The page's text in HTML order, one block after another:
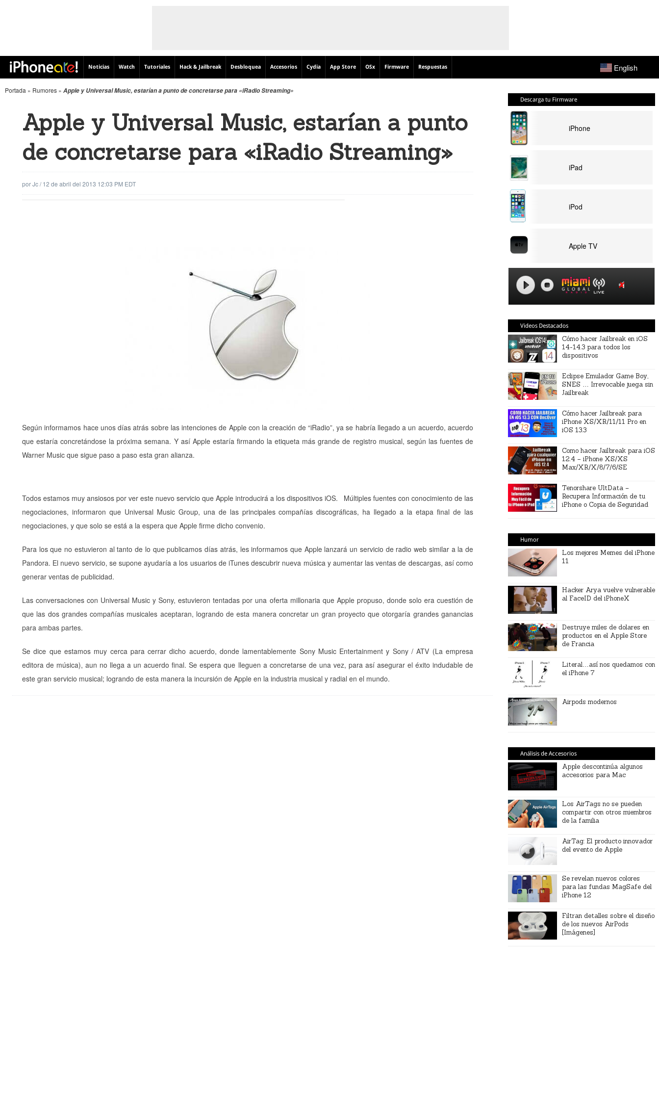
Noticias Watch Tutoriales Hack & Jailbreak Desbloquea Accesorios Cydia App Store OSx Firmware Respuestas English
Portada » Rumores » Apple y Universal Music, estarían a punto de concretarse para «iRadio Streaming»
Apple y Universal Music, estarían a punto
de concretarse para «iRadio Streaming»
porJc/12 de abril del 2013 12:03 PM EDT
Según informamos hace unos días atrás sobre las intenciones de Apple con la creación de “iRadio”, ya se habría llegado a un acuerdo, acuerdo
que estaría concretándose la próxima semana. Y así Apple estaría firmando la etiqueta más grande de registro musical, según las fuentes de
Warner Music que sigue paso a paso esta gran alianza.
Todos estamos muy ansiosos por ver este nuevo servicio que Apple introducirá a los dispositivos iOS. Múltiples fuentes con conocimiento de las
negociaciones, informaron que Universal Music Group, una de las principales compañías discográficas, ha llegado a la etapa final de las
negociaciones, y que solo se está a la espera que Apple firme dicho convenio.
Para los que no estuvieron al tanto de lo que publicamos días atrás, les informamos que Apple lanzará un servicio de radio web similar a la de
Pandora. El nuevo servicio, se supone ayudaría a los usuarios de iTunes descubrir nueva música y aumentar las ventas de descargas, así como
generar ventas de publicidad.
Las conversaciones con Universal Music y Sony, estuvieron tentadas por una oferta millonaria que Apple propuso, donde solo era cuestión de
que las dos grandes compañías musicales aceptaran, logrando de esta manera concretar un gran proyecto que otorgaría grandes ganancias
para ambas partes.
Se dice que estamos muy cerca para cerrar dicho acuerdo, donde lamentablemente Sony Music Entertainment y Sony / ATV (La empresa
editora de música), aun no llega a un acuerdo final. Se espera que lleguen a concretarse de una vez, para así asegurar el éxito indudable de
este gran servicio musical; logrando de esta manera la incursión de Apple en la industria musical y radial en el mundo.
Descarga tu Firmware
iPhone
iPad
iPod
Apple TV
Videos Destacados
Cómo hacer Jailbreak en iOS
14-14.3 para todos los
dispositivos
Eclipse Emulador Game Boy,
SNES … Irrevocable juega sin
Jailbreak
Cómo hacer Jailbreak para
iPhone XS/XR/11/11 Pro en
iOS 13.3
Como hacer Jailbreak para iOS
12.4 – iPhone XS/XS
Max/XR/X/8/7/6/SE
Tenorshare UltData –
Recupera Información de tu
iPhone o Copia de Seguridad
Humor
Los mejores Memes del iPhone
11
Hacker Arya vuelve vulnerable
al FaceID del iPhoneX
Destruye miles de dolares en
productos en el Apple Store
de Francia
Literal…así nos quedamos con
el iPhone 7
Airpods modernos
Análisis de Accesorios
Apple descontinúa algunos
accesorios para Mac
Los AirTags no se pueden
compartir con otros miembros
de la familia
AirTag: El producto innovador
del evento de Apple
Se revelan nuevos colores
para las fundas MagSafe del
iPhone 12
Filtran detalles sobre el diseño
de los nuevos AirPods
[Imágenes]